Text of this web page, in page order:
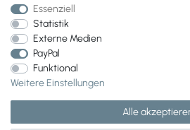
Essenziell
Statistik
Externe Medien
PayPal
Funktional
Weitere Einstellungen
Alle